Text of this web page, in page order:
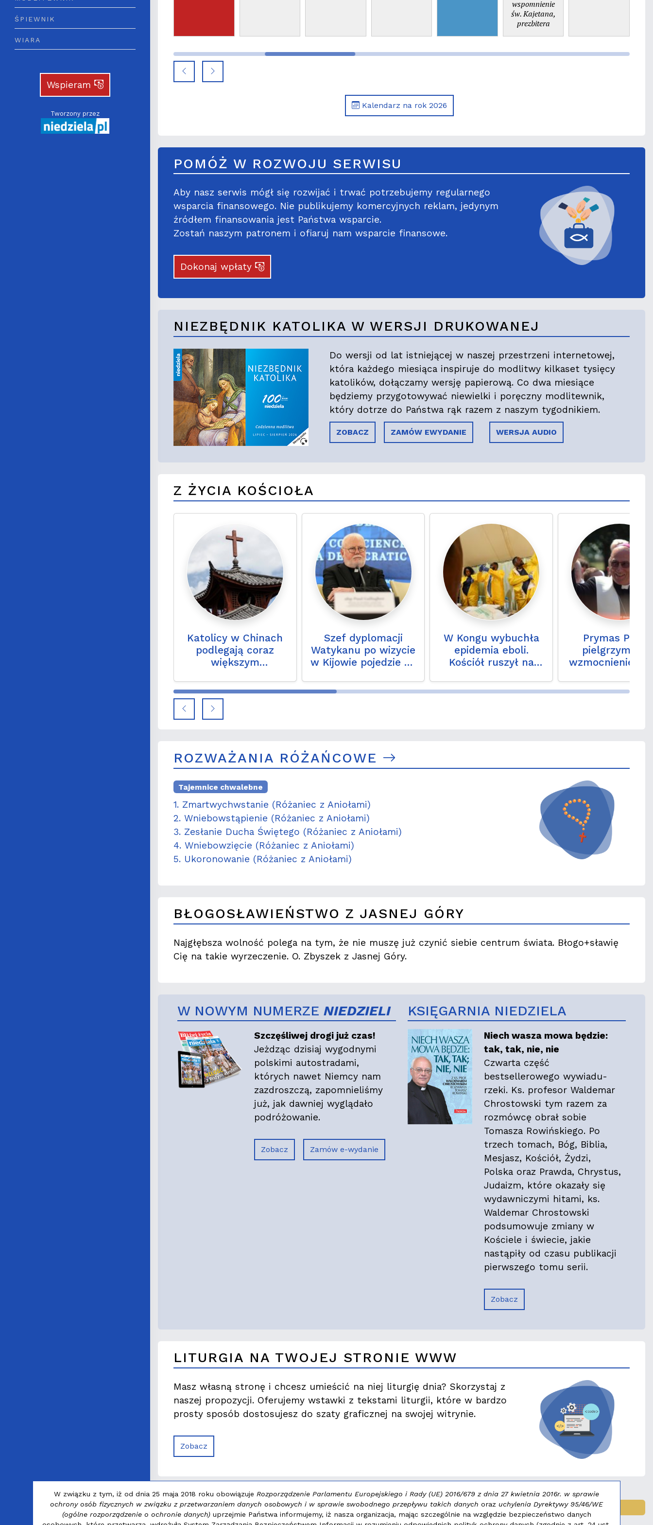
ŚPIEWNIK
WIARA
Wspieram
Tworzony przez
wspomnienie
św. Kajetana,
prezbitera
Kalendarz na rok 2026
POMÓŻ W ROZWOJU SERWISU
Aby nasz serwis mógł się rozwijać i trwać potrzebujemy regularnego
wsparcia finansowego. Nie publikujemy komercyjnych reklam, jedynym
źródłem finansowania jest Państwa wsparcie.
Zostań naszym patronem i ofiaruj nam wsparcie finansowe.
Dokonaj wpłaty
NIEZBĘDNIK KATOLIKA W WERSJI DRUKOWANEJ
Do wersji od lat istniejącej w naszej przestrzeni internetowej,
która każdego miesiąca inspiruje do modlitwy kilkaset tysięcy
katolików, dołączamy wersję papierową. Co dwa miesiące
będziemy przygotowywać niewielki i poręczny modlitewnik,
który dotrze do Państwa rąk razem z naszym tygodnikiem.
ZOBACZ ZAMÓW EWYDANIE WERSJA AUDIO
Z ŻYCIA KOŚCIOŁA
Katolicy w Chinach
podlegają coraz
większym
biskup
Szef dyplomacji
Watykanu po wizycie
w Kijowie pojedzie do
W Kongu wybuchła
epidemia eboli.
Kościół ruszył na
Prymas
pielgrzymka
wzmocnienie
ROZWAŻANIA RÓŻAŃCOWE
Tajemnice chwalebne
1. Zmartwychwstanie (Różaniec z Aniołami)
2. Wniebowstąpienie (Różaniec z Aniołami)
3. Zesłanie Ducha Świętego (Różaniec z Aniołami)
4. Wniebowzięcie (Różaniec z Aniołami)
5. Ukoronowanie (Różaniec z Aniołami)
BŁOGOSŁAWIEŃSTWO Z JASNEJ GÓRY
Najgłębsza wolność polega na tym, że nie muszę już czynić siebie centrum świata. Błogo+sławię
Cię na takie wyrzeczenie. O. Zbyszek z Jasnej Góry.
W NOWYM NUMERZENIEDZIELI
Szczęśliwej drogi już czas!
Jeżdząc dzisiaj wygodnymi
polskimi autostradami,
których nawet Niemcy nam
zazdroszczą, zapomnieliśmy
już, jak dawniej wyglądało
podróżowanie.
Zobacz Zamów e-wydanie
KSIĘGARNIA NIEDZIELA
Niech wasza mowa będzie:
tak, tak, nie, nie
Czwarta część
bestsellerowego wywiadu-
rzeki. Ks. profesor Waldemar
Chrostowski tym razem za
rozmówcę obrał sobie
Tomasza Rowińskiego. Po
trzech tomach, Bóg, Biblia,
Mesjasz, Kościół, Żydzi,
Polska oraz Prawda, Chrystus,
Judaizm, które okazały się
wydawniczymi hitami, ks.
Waldemar Chrostowski
podsumowuje zmiany w
Kościele i świecie, jakie
nastąpiły od czasu publikacji
pierwszego tomu serii.
Zobacz
LITURGIA NA TWOJEJ STRONIE WWW
Masz własną stronę i chcesz umieścić na niej liturgię dnia? Skorzystaj z
naszej propozycji. Oferujemy wstawki z tekstami liturgii, które w bardzo
prosty sposób dostosujesz do szaty graficznej na swojej witrynie.
Zobacz
LAUREAT NAGRODY:MAŁY FENIKS 2025
W związku z tym, iż od dnia 25 maja 2018 roku obowiązuje Rozporządzenie Parlamentu Europejskiego i Rady (UE) 2016/679 z dnia 27 kwietnia 2016r. w sprawie
ochrony osób fizycznych w związku z przetwarzaniem danych osobowych i w sprawie swobodnego przepływu takich danych oraz uchylenia Dyrektywy 95/46/WE
(ogólne rozporządzenie o ochronie danych)uprzejmie Państwa informujemy, iż nasza organizacja, mając szczególnie na względzie bezpieczeństwo danych